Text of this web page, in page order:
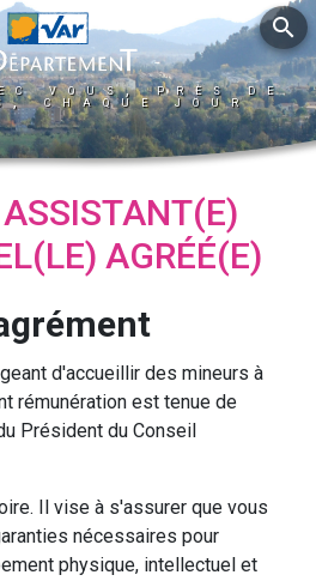
vous, près de
chaque jour
search
AGRÉÉ(E)
d'accueillir des mineurs à
rémunération est tenue de
Président du Conseil
Il vise à s'assurer que vous
nécessaires pour
physique, intellectuel et